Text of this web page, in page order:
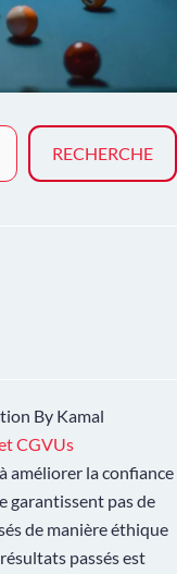
RECHERCHE
By Kamal
CGVUs
améliorer la confiance
garantissent pas de
de manière éthique
passés est